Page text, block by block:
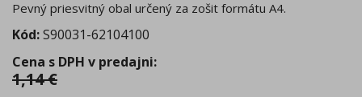
Pevný priesvitný obal určený za zošit formátu A4.
Kód:S90031-62104100
Cena s DPH v predajni:
1,14€